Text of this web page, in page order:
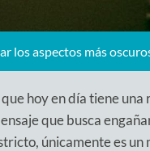
los aspectos más
hoy en día tiene
que busca
únicamente es